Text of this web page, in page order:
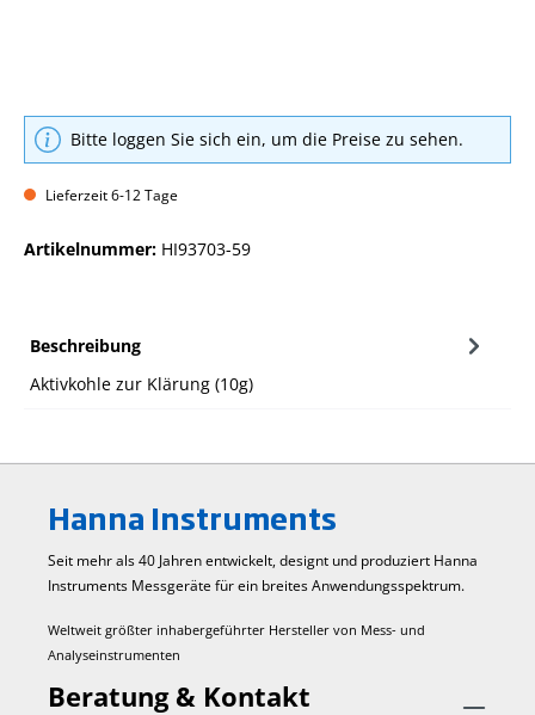
Bitte loggen Sie sich ein, um die Preise zu sehen.
Lieferzeit 6-12 Tage
Artikelnummer: HI93703-59
Beschreibung
Aktivkohle zur Klärung (10g)
Hanna Instruments
Seit mehr als 40 Jahren entwickelt, designt und produziert Hanna
Instruments Mess­geräte für ein breites Anwendungs­spektrum.
Weltweit größter inhabergeführter Hersteller von Mess- und
Analyseinstrumenten
Beratung & Kontakt